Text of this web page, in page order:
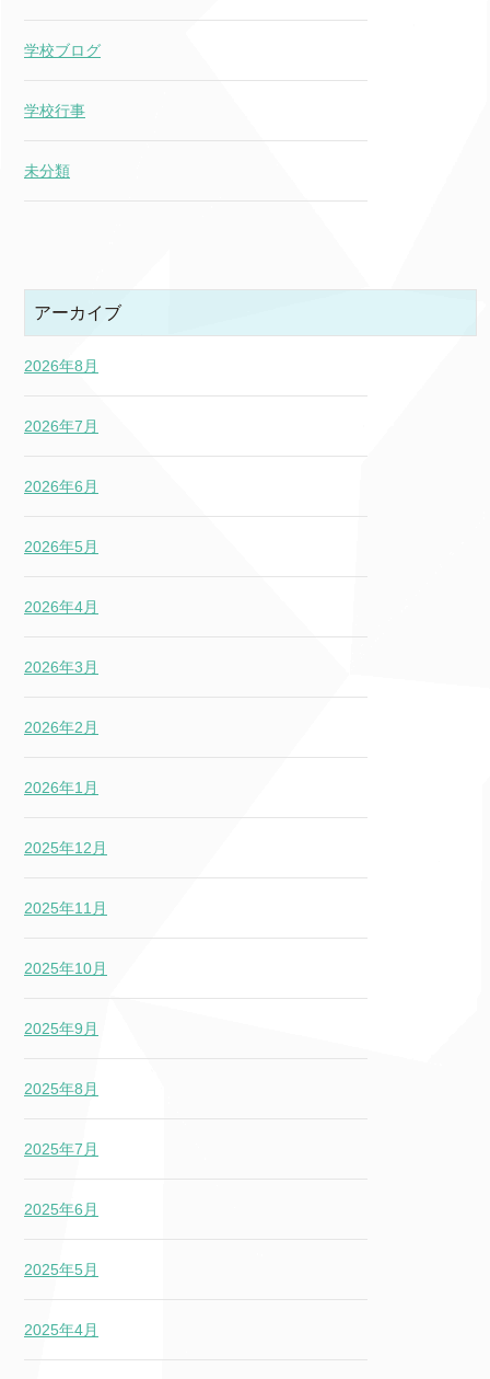
学校ブログ
学校行事
未分類
アーカイブ
2026年8月
2026年7月
2026年6月
2026年5月
2026年4月
2026年3月
2026年2月
2026年1月
2025年12月
2025年11月
2025年10月
2025年9月
2025年8月
2025年7月
2025年6月
2025年5月
2025年4月